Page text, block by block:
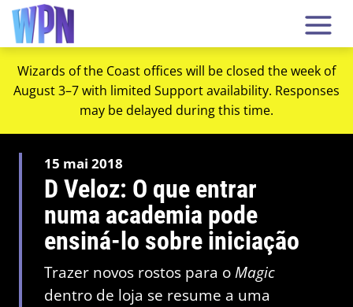
Wizards of the Coast offices will be closed the week of
August 3–7 with limited Support availability. Responses
may be delayed during this time.
15 mai 2018
D Veloz: O que entrar
numa academia pode
ensiná-lo sobre iniciação
Trazer novos rostos para oMagic
dentro de loja se resume a uma